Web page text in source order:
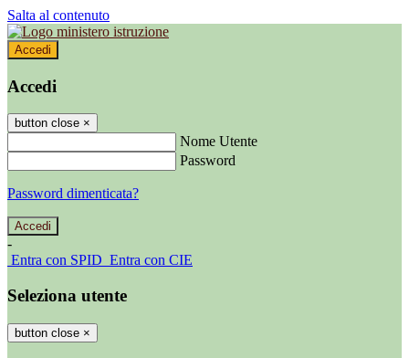
Salta al contenuto
Accedi
Accedi
button close ×
Nome Utente
Password
Password dimenticata?
-
Entra con SPID Entra con CIE
Seleziona utente
button close ×